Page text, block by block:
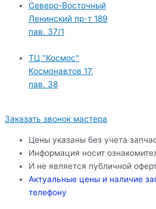
Северо-Восточный
Ленинский пр-т 189
пав. 37/1
ТЦ "Космос"
Космонавтов 17,
пав. 38
Заказать звонок мастера
Цены указаны без учета
Информация носит
И не является публичной
Актуальные цены и наличие
телефону